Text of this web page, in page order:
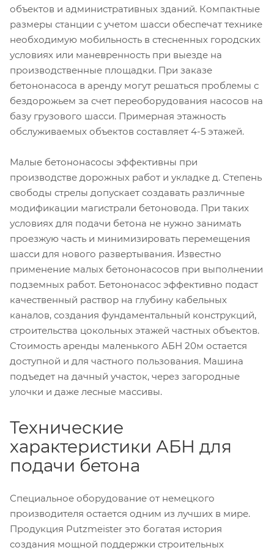
объектов и административных зданий. Компактные
размеры станции с учетом шасси обеспечат технике
необходимую мобильность в стесненных городских
условиях или маневренность при выезде на
производственные площадки. При заказе
бетононасоса в аренду могут решаться проблемы с
бездорожьем за счет переоборудования насосов на
базу грузового шасси. Примерная этажность
обслуживаемых объектов составляет 4-5 этажей.
Малые бетононасосы эффективны при
производстве дорожных работ и укладке д. Степень
свободы стрелы допускает создавать различные
модификации магистрали бетоновода. При таких
условиях для подачи бетона не нужно занимать
проезжую часть и минимизировать перемещения
шасси для нового развертывания. Известно
применение малых бетононасосов при выполнении
подземных работ. Бетононасос эффективно подаст
качественный раствор на глубину кабельных
каналов, создания фундаментальный конструкций,
строительства цокольных этажей частных объектов.
Стоимость аренды маленького АБН 20м остается
доступной и для частного пользования. Машина
подъедет на дачный участок, через загородные
улочки и даже лесные массивы.
Технические
характеристики АБН для
подачи бетона
Специальное оборудование от немецкого
производителя остается одним из лучших в мире.
Продукция Putzmeister это богатая история
создания мощной поддержки строительных